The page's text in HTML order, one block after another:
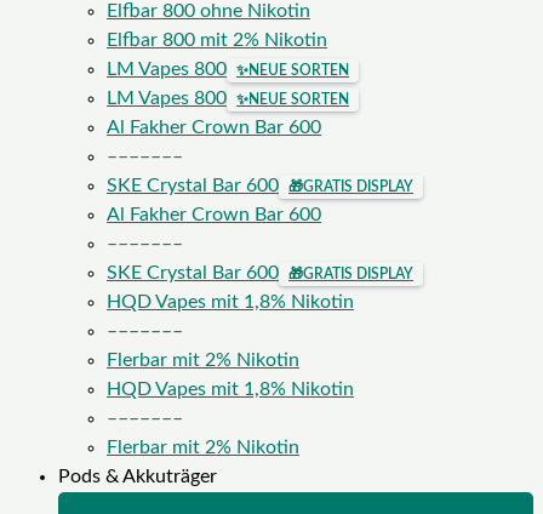
Elfbar 800 ohne Nikotin
Elfbar 800 mit 2% Nikotin
LM Vapes 800
✨NEUE SORTEN
LM Vapes 800 ✨NEUE SORTEN
Al Fakher Crown Bar 600
–––––––
SKE Crystal Bar 600
🎁GRATIS DISPLAY
Al Fakher Crown Bar 600
–––––––
SKE Crystal Bar 600
🎁GRATIS DISPLAY
HQD Vapes mit 1,8% Nikotin
–––––––
Flerbar mit 2% Nikotin
HQD Vapes mit 1,8% Nikotin
–––––––
Flerbar mit 2% Nikotin
Pods & Akkuträger